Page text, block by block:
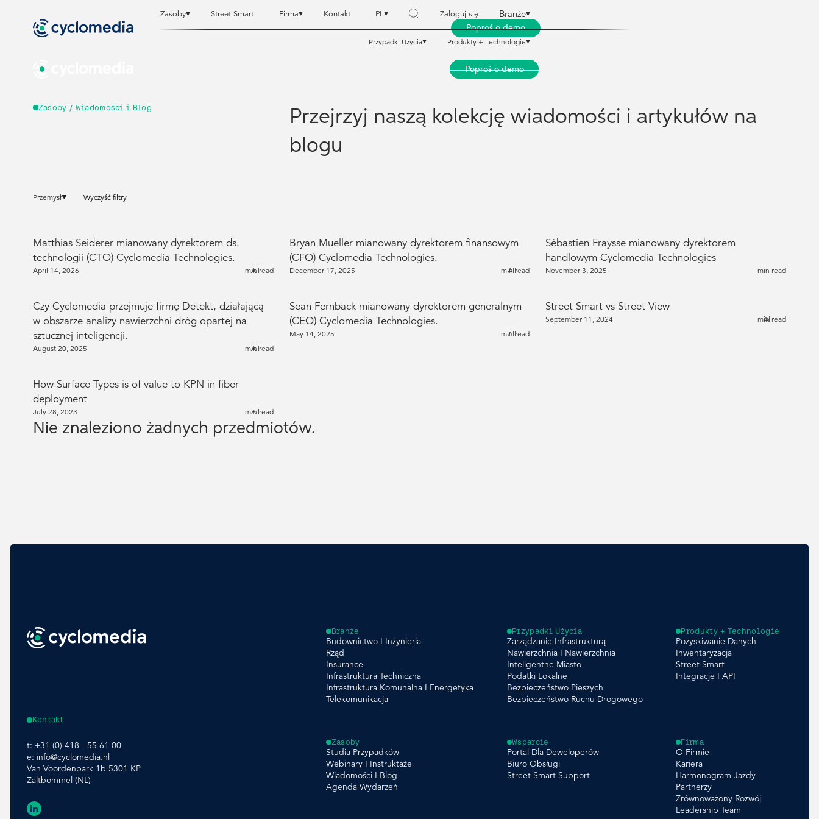
Zasoby Street Smart Firma Kontakt PL Zaloguj się
Poproś o demo
Branże
Przypadki Użycia Produkty + Technologie
Zasoby / Wiadomości i Blog
Przejrzyj naszą kolekcję wiadomości i artykułów na
blogu
Przemysł Wyczyść filtry
Matthias Seiderer mianowany dyrektorem ds.
technologii (CTO) Cyclomedia Technologies.
April 14, 2026 All
min read
Bryan Mueller mianowany dyrektorem finansowym
(CFO) Cyclomedia Technologies.
December 17, 2025 All
min read
Sébastien Fraysse mianowany dyrektorem
handlowym Cyclomedia Technologies
November 3, 2025 min read
Czy Cyclomedia przejmuje firmę Detekt, działającą
w obszarze analizy nawierzchni dróg opartej na
sztucznej inteligencji.
August 20, 2025 All
min read
Sean Fernback mianowany dyrektorem generalnym
(CEO) Cyclomedia Technologies.
May 14, 2025 All
min read
Street Smart vs Street View
September 11, 2024 All
min read
How Surface Types is of value to KPN in fiber
deployment
July 28, 2023 All
min read
Nie znaleziono żadnych przedmiotów.
Kontakt
t: +31 (0) 418 - 55 61 00
e: info@cyclomedia.nl
Van Voordenpark 1b 5301 KP
Zaltbommel (NL)
Branże
Budownictwo I Inżynieria
Rząd
Insurance
Infrastruktura Techniczna
Infrastruktura Komunalna I Energetyka
Telekomunikacja
Przypadki Użycia
Zarządzanie Infrastrukturą
Nawierzchnia I Nawierzchnia
Inteligentne Miasto
Podatki Lokalne
Bezpieczeństwo Pieszych
Bezpieczeństwo Ruchu Drogowego
Produkty + Technologie
Pozyskiwanie Danych
Inwentaryzacja
Street Smart
Integracje I API
Zasoby
Studia Przypadków
Webinary I Instruktaże
Wiadomości I Blog
Agenda Wydarzeń
Wsparcie
Portal Dla Deweloperów
Biuro Obsługi
Street Smart Support
Firma
O Firmie
Kariera
Harmonogram Jazdy
Partnerzy
Zrównoważony Rozwój
Leadership Team
Poproś o demo
Poproś o demo